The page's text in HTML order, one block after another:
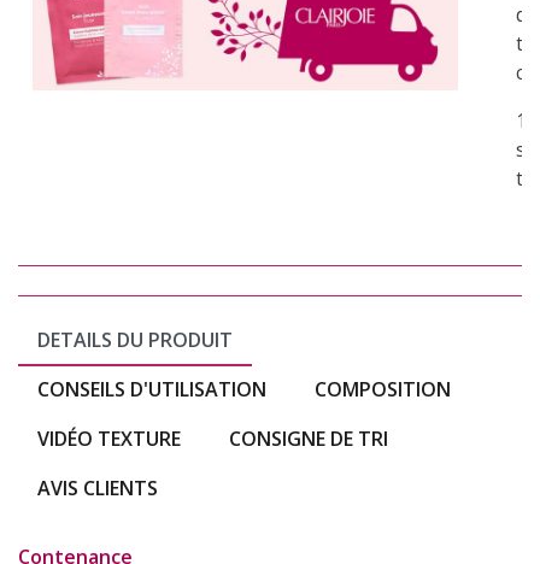
1
DETAILS DU PRODUIT
CONSEILS D'UTILISATION
COMPOSITION
VIDÉO TEXTURE
CONSIGNE DE TRI
AVIS CLIENTS
Contenance